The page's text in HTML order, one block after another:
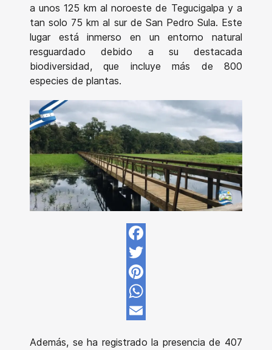
a unos 125 km al noroeste de Tegucigalpa y a
tan solo 75 km al sur de San Pedro Sula. Este
lugar está inmerso en un entorno natural
resguardado debido a su destacada
biodiversidad, que incluye más de 800
especies de plantas.
Facebook
Twitter
Pinterest
WhatsApp
Además, se ha registrado la presencia de 407